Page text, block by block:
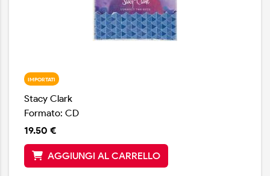
IMPORTATI
Stacy Clark
Formato: CD
19.50 €
AGGIUNGI AL CARRELLO